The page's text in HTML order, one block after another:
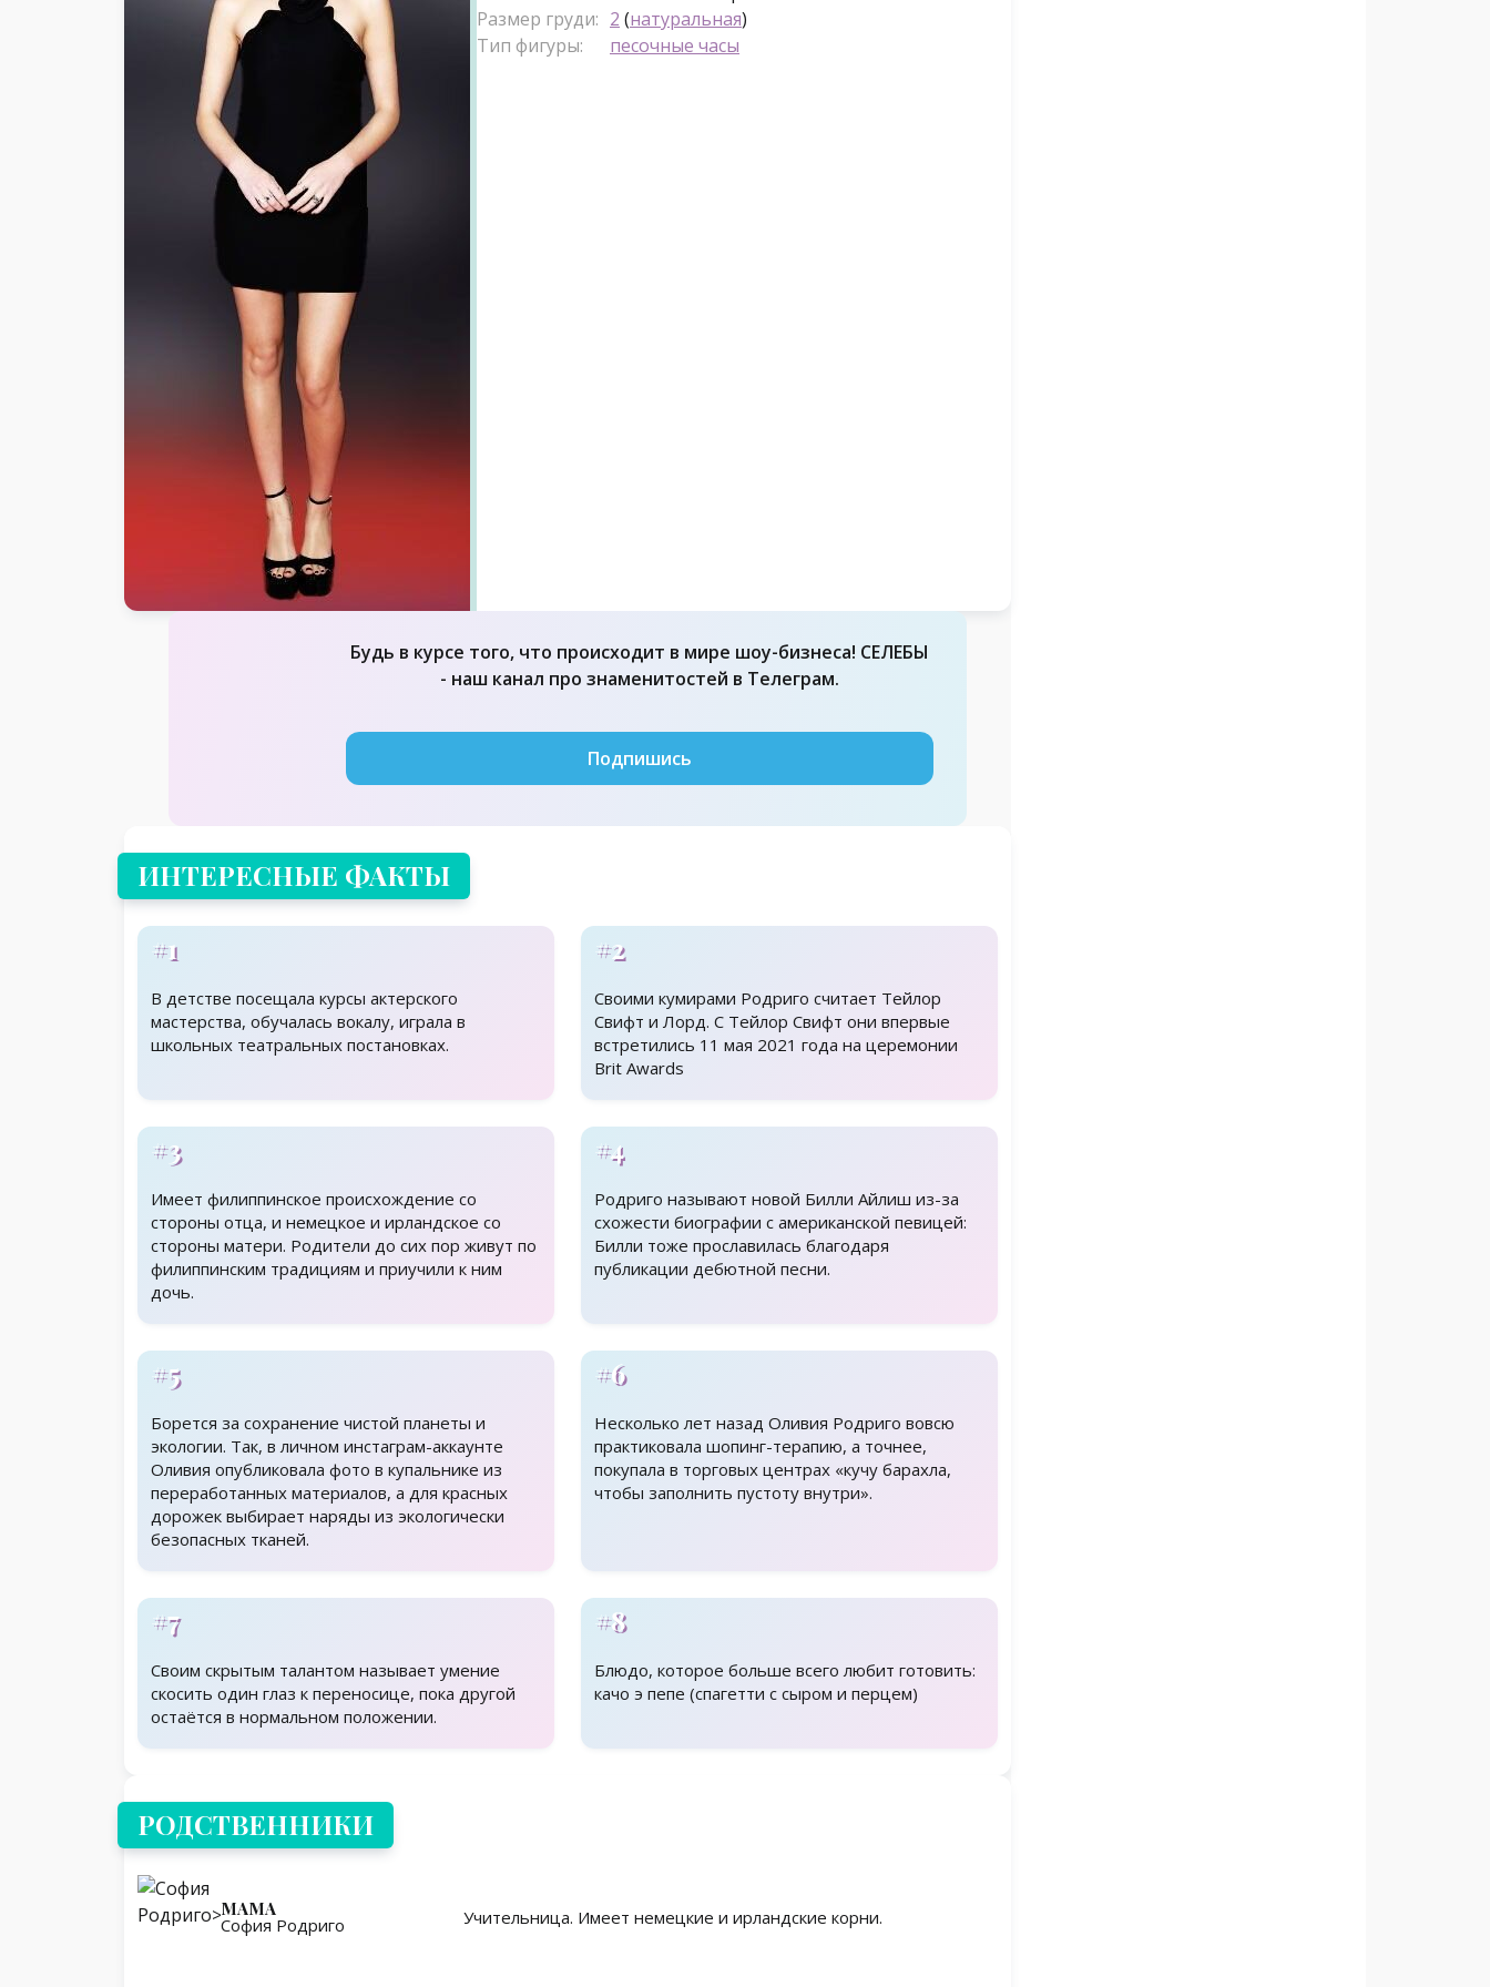
Размер груди: 2 (натуральная)
Тип фигуры:
песочные часы
Будь в курсе того, что происходит в мире шоу-бизнеса! СЕЛЕБЫ
- наш канал про знаменитостей в Телеграм.
Подпишись
ИНТЕРЕСНЫЕ ФАКТЫ
#1
В детстве посещала курсы актерского
мастерства, обучалась вокалу, играла в
школьных театральных постановках.
#2
Своими кумирами Родриго считает Тейлор
Свифт и Лорд. С Тейлор Свифт они впервые
встретились 11 мая 2021 года на церемонии
Brit Awards
#3
Имеет филиппинское происхождение со
стороны отца, и немецкое и ирландское со
стороны матери. Родители до сих пор живут по
филиппинским традициям и приучили к ним
дочь.
#4
Родриго называют новой Билли Айлиш из-за
схожести биографии с американской певицей:
Билли тоже прославилась благодаря
публикации дебютной песни.
#5
Борется за сохранение чистой планеты и
экологии. Так, в личном инстаграм-аккаунте
Оливия опубликовала фото в купальнике из
переработанных материалов, а для красных
дорожек выбирает наряды из экологически
безопасных тканей.
#6
Несколько лет назад Оливия Родриго вовсю
практиковала шопинг-терапию, а точнее,
покупала в торговых центрах «кучу барахла,
чтобы заполнить пустоту внутри».
#7
Своим скрытым талантом называет умение
скосить один глаз к переносице, пока другой
остаётся в нормальном положении.
#8
Блюдо, которое больше всего любит готовить:
качо э пепе (спагетти с сыром и перцем)
Родственники
РОДСТВЕННИКИ
МАМА
София Родриго Учительница. Имеет немецкие и ирландские корни.